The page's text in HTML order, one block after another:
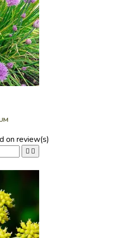
on review(s)
 